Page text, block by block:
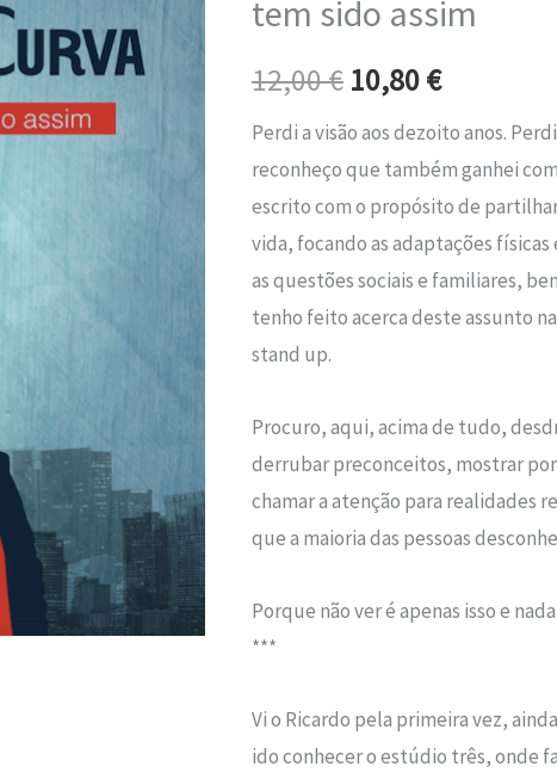
tem sido assim
12,00€
era:
12,00 €.
10,80€
é:
10,80 €.
Perdi a visão aos dezoito anos.
reconheço que também ganhei
escrito com o propósito de
vida, focando as adaptações físicas
as questões sociais e familiares,
tenho feito acerca deste assunto
stand up.
Procuro, aqui, acima de tudo,
derrubar preconceitos, mostrar
chamar a atenção para realidades
que a maioria das pessoas
Porque não ver é apenas isso e
***
Vi o Ricardo pela primeira vez,
ido conhecer o estúdio três, onde
–
a
visão
tem
sido
assim